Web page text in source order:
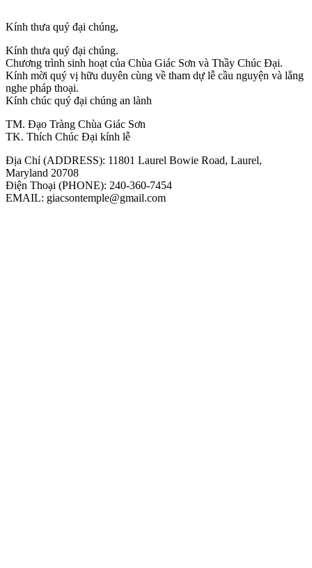
Kính thưa quý đại chúng,
Kính thưa quý đại chúng.
Chương trình sinh hoạt của Chùa Giác Sơn và Thầy Chúc Đại.
Kính mời quý vị hữu duyên cùng về tham dự lễ cầu nguyện và lắng
nghe pháp thoại.
Kính chúc quý đại chúng an lành
TM. Đạo Tràng Chùa Giác Sơn
TK. Thích Chúc Đại kính lễ
Địa Chỉ (ADDRESS): 11801 Laurel Bowie Road, Laurel,
Maryland 20708
Điện Thoại (PHONE): 240-360-7454
EMAIL: giacsontemple@gmail.com